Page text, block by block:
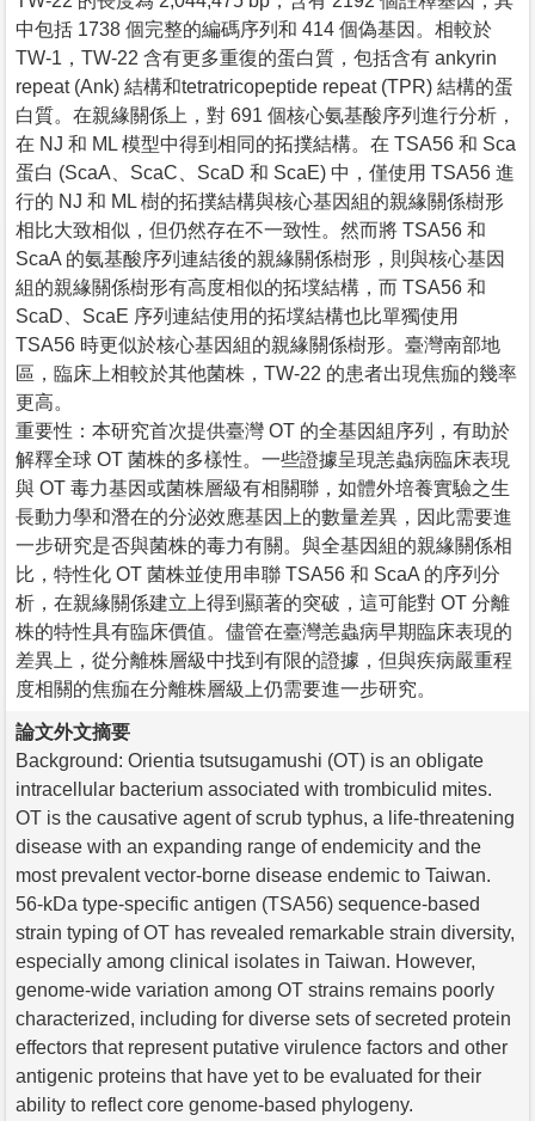
中包括 1738 個完整的編碼序列和 414 個偽基因。相較於
TW-1，TW-22 含有更多重復的蛋白質，包括含有 ankyrin
repeat (Ank) 結構和tetratricopeptide repeat (TPR) 結構的蛋
白質。在親緣關係上，對 691 個核心氨基酸序列進行分析，
在 NJ 和 ML 模型中得到相同的拓撲結構。在 TSA56 和 Sca
蛋白 (ScaA、ScaC、ScaD 和 ScaE) 中，僅使用 TSA56 進
行的 NJ 和 ML 樹的拓撲結構與核心基因組的親緣關係樹形
相比大致相似，但仍然存在不一致性。然而將 TSA56 和
ScaA 的氨基酸序列連結後的親緣關係樹形，則與核心基因
組的親緣關係樹形有高度相似的拓墣結構，而 TSA56 和
ScaD、ScaE 序列連結使用的拓墣結構也比單獨使用
TSA56 時更似於核心基因組的親緣關係樹形。臺灣南部地
區，臨床上相較於其他菌株，TW-22 的患者出現焦痂的幾率
更高。
重要性：本研究首次提供臺灣 OT 的全基因組序列，有助於
解釋全球 OT 菌株的多樣性。一些證據呈現恙蟲病臨床表現
與 OT 毒力基因或菌株層級有相關聯，如體外培養實驗之生
長動力學和潛在的分泌效應基因上的數量差異，因此需要進
一步研究是否與菌株的毒力有關。與全基因組的親緣關係相
比，特性化 OT 菌株並使用串聯 TSA56 和 ScaA 的序列分
析，在親緣關係建立上得到顯著的突破，這可能對 OT 分離
株的特性具有臨床價值。儘管在臺灣恙蟲病早期臨床表現的
差異上，從分離株層級中找到有限的證據，但與疾病嚴重程
度相關的焦痂在分離株層級上仍需要進一步研究。
論文外文摘要
Background: Orientia tsutsugamushi (OT) is an obligate
intracellular bacterium associated with trombiculid mites.
OT is the causative agent of scrub typhus, a life-threatening
disease with an expanding range of endemicity and the
most prevalent vector-borne disease endemic to Taiwan.
56-kDa type-specific antigen (TSA56) sequence-based
strain typing of OT has revealed remarkable strain diversity,
especially among clinical isolates in Taiwan. However,
genome-wide variation among OT strains remains poorly
characterized, including for diverse sets of secreted protein
effectors that represent putative virulence factors and other
antigenic proteins that have yet to be evaluated for their
ability to reflect core genome-based phylogeny.